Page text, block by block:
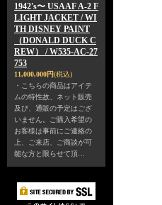
1942's〜 USAAF A-2 F
LIGHT JACKET / WI
TH DISNEY PAINT
（DONALD DUCK C
REW） / W535-AC-27
753
11,000,000円(税込)
・こちらの商品はアイテ
ムの特性故、ネット販売
及び、通販の予定はござ
いません。ご購入希望の
お客様は事前にご連絡の
上、ご来店、ご商談が可
能な方と限らせて頂…